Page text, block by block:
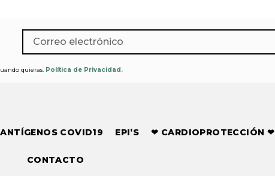
quieras. Política de Privacidad.
COVID19 EPI’S ❤ CARDIOPROTECCIÓN ❤
CONTACTO